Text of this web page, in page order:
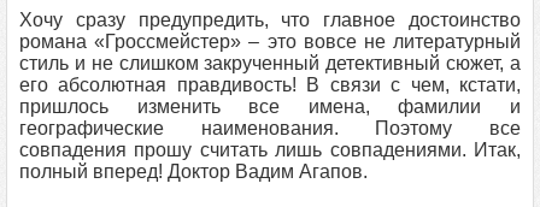
Хочу сразу предупредить, что главное достоинство
романа «Гроссмейстер» – это вовсе не литературный
стиль и не слишком закрученный детективный сюжет, а
его абсолютная правдивость! В связи с чем, кстати,
пришлось изменить все имена, фамилии и
географические наименования. Поэтому все
совпадения прошу считать лишь совпадениями. Итак,
полный вперед! Доктор Вадим Агапов.